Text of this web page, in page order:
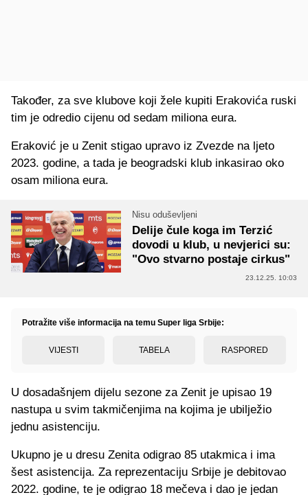
Također, za sve klubove koji žele kupiti Erakovića ruski
tim je odredio cijenu od sedam miliona eura.
Eraković je u Zenit stigao upravo iz Zvezde na ljeto
2023. godine, a tada je beogradski klub inkasirao oko
osam miliona eura.
Nisu oduševljeni
Delije čule koga im Terzić
dovodi u klub, u nevjerici su:
"Ovo stvarno postaje cirkus"
23.12.25. 10:03
Potražite više informacija na temu Super liga Srbije:
VIJESTI TABELA RASPORED
U dosadašnjem dijelu sezone za Zenit je upisao 19
nastupa u svim takmičenjima na kojima je ubilježio
jednu asistenciju.
Ukupno je u dresu Zenita odigrao 85 utakmica i ima
šest asistencija. Za reprezentaciju Srbije je debitovao
2022. godine, te je odigrao 18 mečeva i dao je jedan